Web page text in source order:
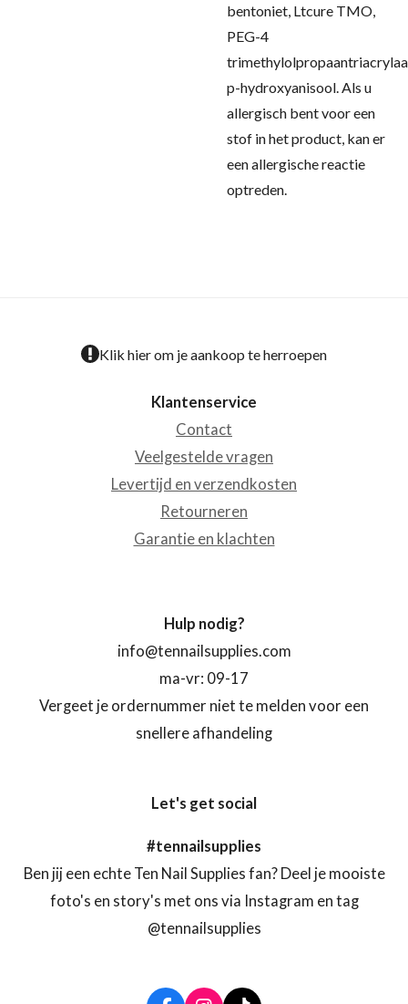
bentoniet, Ltcure TMO,
PEG-4
p-hydroxyanisool.Als u
allergisch bent voor een
stof in het product, kan er
een allergische reactie
optreden.
Klik hier om je aankoop te herroepen
Klantenservice
Contact
Veelgestelde vragen
Levertijd en verzendkosten
Retourneren
Garantie en klachten
Hulp nodig?
info@tennailsupplies.com
ma-vr: 09-17
Vergeet je ordernummer niet te melden voor een
snellere afhandeling
Let's get social
#tennailsupplies
Ben jij een echte Ten Nail Supplies fan? Deel je mooiste
foto's en story's met ons via Instagram en tag
@tennailsupplies